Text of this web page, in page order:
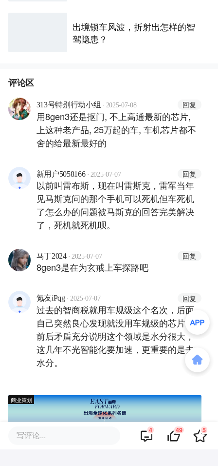
出境锁车风波，折射出怎样的智
驾隐患？
评论区
313号特别行动小组 · 2025-07-08 回复
用8gen3还是抠门, 不上高通最新的芯片,
上这种老产品, 25万起的车, 车机芯片都不
舍的给最新最好的
新用户5058166 · 2025-07-07 回复
以前叫雷布斯，现在叫雷斯克，雷军当年
见马斯克问的那个手机可以死机但车死机
了怎么办的问题被马斯克的回答完美解决
了，死机就死机呗。
马丁2024 · 2025-07-07 回复
8gen3是在为玄戒上车探路吧
氪友iPqg · 2025-07-07 回复
过去的智商税就用车规级这个名次，后面
自己突然良心发现就没用车规级的芯片，
前后矛盾充分说明这个领域是水分很大，
这几年不光智能化要加速，更重要的是去
水分。
商业策划
写评论... 4 49 5